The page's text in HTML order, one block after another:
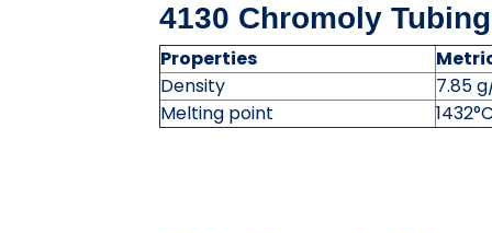
4130 Chromoly
Properties
Density
7.85
Melting point